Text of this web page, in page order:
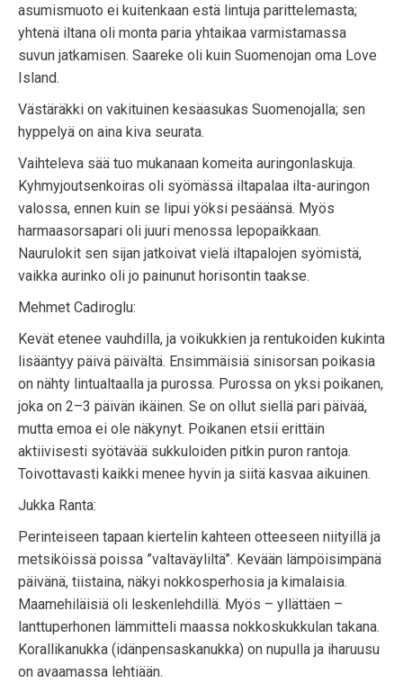
asumismuoto ei kuitenkaan estä lintuja parittelemasta;
yhtenä iltana oli monta paria yhtaikaa varmistamassa
suvun jatkamisen. Saareke oli kuin Suomenojan oma Love
Island.
Västäräkki on vakituinen kesäasukas Suomenojalla; sen
hyppelyä on aina kiva seurata.
Vaihteleva sää tuo mukanaan komeita auringonlaskuja.
Kyhmyjoutsenkoiras oli syömässä iltapalaa ilta-auringon
valossa, ennen kuin se lipui yöksi pesäänsä. Myös
harmaasorsapari oli juuri menossa lepopaikkaan.
Naurulokit sen sijan jatkoivat vielä iltapalojen syömistä,
vaikka aurinko oli jo painunut horisontin taakse.
Mehmet Cadiroglu:
Kevät etenee vauhdilla, ja voikukkien ja rentukoiden kukinta
lisääntyy päivä päivältä. Ensimmäisiä sinisorsan poikasia
on nähty lintualtaalla ja purossa. Purossa on yksi poikanen,
joka on 2–3 päivän ikäinen. Se on ollut siellä pari päivää,
mutta emoa ei ole näkynyt. Poikanen etsii erittäin
aktiivisesti syötävää sukkuloiden pitkin puron rantoja.
Toivottavasti kaikki menee hyvin ja siitä kasvaa aikuinen.
Jukka Ranta:
Perinteiseen tapaan kiertelin kahteen otteeseen niityillä ja
metsiköissä poissa ”valtaväyliltä”. Kevään lämpöisimpänä
päivänä, tiistaina, näkyi nokkosperhosia ja kimalaisia.
Maamehiläisiä oli leskenlehdillä. Myös – yllättäen –
lanttuperhonen lämmitteli maassa nokkoskukkulan takana.
Korallikanukka (idänpensaskanukka) on nupulla ja iharuusu
on avaamassa lehtiään.